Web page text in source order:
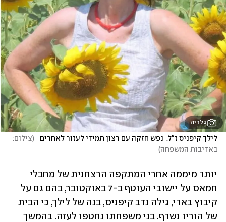
גלריה
לילך קיפניס ז"ל.  נפש חזקה עם רצון תמידי לעזור לאחרים (
באדיבות המשפחה)